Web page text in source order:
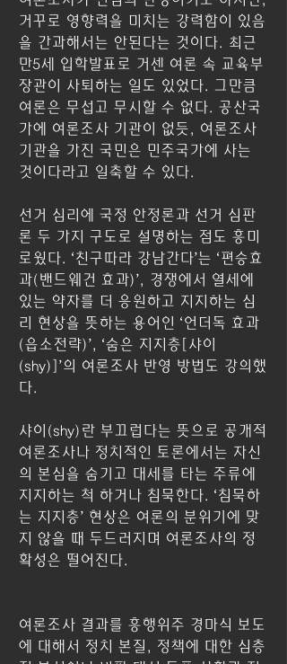
거꾸로 영향력을 미치는 강력함이 있음
을 간과해서는 안된다는 것이다. 최근
만5세 입학발표로 거센 여론 속 교육부
장관이 사퇴하는 일도 있었다. 그만큼
여론은 무섭고 무시할 수 없다. 공산국
가에 여론조사 기관이 없듯, 여론조사
기관을 가진 국민은 민주국가에 사는
것이다라고 일축할 수 있다.
선거 심리에 국정 안정론과 선거 심판
론 두 가지 구도로 설명하는 점도 흥미
로웠다. ‘친구따라 강남간다’는 ‘편승효
과(밴드웨건 효과)’, 경쟁에서 열세에
있는 약자를 더 응원하고 지지하는 심
리 현상을 뜻하는 용어인 ‘언더독 효과
(읍소전략)’, ‘숨은 지지층[샤이
(shy)]’의 여론조사 반영 방법도 강의했
다.
샤이(shy)란 부끄럽다는 뜻으로 공개적
여론조사나 정치적인 토론에서는 자신
의 본심을 숨기고 대세를 타는 주류에
지지하는 척 하거나 침묵한다. ‘침묵하
는 지지층’ 현상은 여론의 분위기에 맞
지 않을 때 두드러지며 여론조사의 정
확성은 떨어진다.
여론조사 결과를 흥행위주 경마식 보도
에 대해서 정치 본질, 정책에 대한 심층